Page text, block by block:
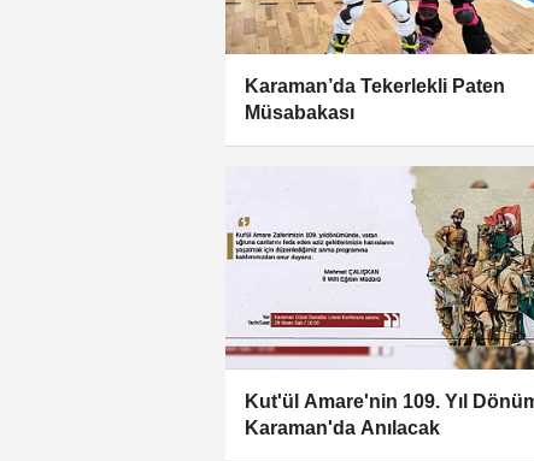
Karaman’da Tekerlekli Paten
Müsabakası
Kut'ül Amare'nin 109. Yıl
Karaman'da Anılacak